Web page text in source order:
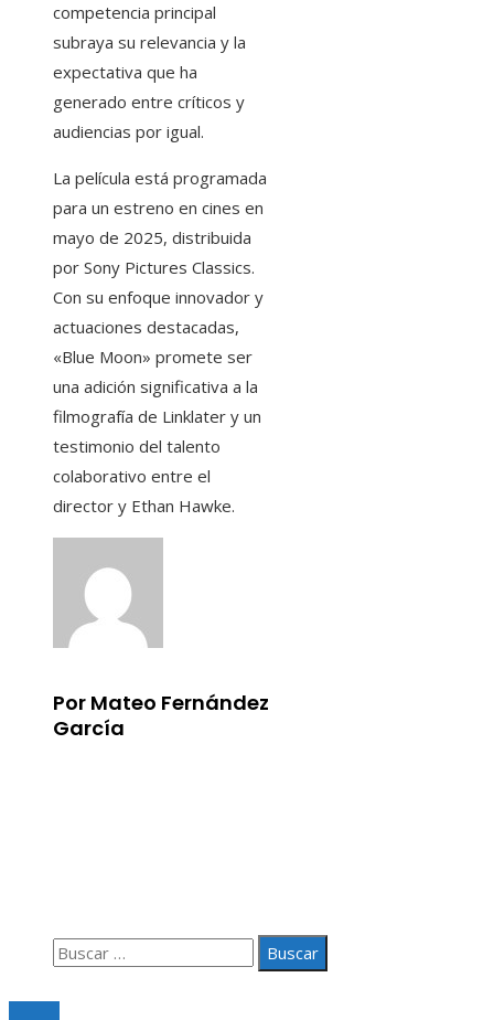
competencia principal
subraya su relevancia y la
expectativa que ha
generado entre críticos y
audiencias por igual.
La película está programada
para un estreno en cines en
mayo de 2025, distribuida
por Sony Pictures Classics.
Con su enfoque innovador y
actuaciones destacadas,
«Blue Moon» promete ser
una adición significativa a la
filmografía de Linklater y un
testimonio del talento
colaborativo entre el
director y Ethan Hawke.
Por Mateo Fernández
García
Buscar: